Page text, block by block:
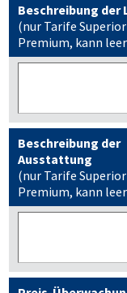
Beschreibung der
(nur Tarife
Premium, kann
Beschreibung der
Ausstattung
(nur Tarife
Premium, kann